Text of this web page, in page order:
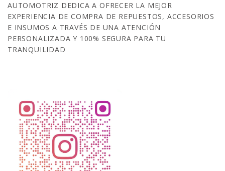
AUTOMOTRIZ DEDICA A OFRECER LA MEJOR
EXPERIENCIA DE COMPRA DE REPUESTOS, ACCESORIOS
E INSUMOS A TRAVÉS DE UNA ATENCIÓN
PERSONALIZADA Y 100% SEGURA PARA TU
TRANQUILIDAD